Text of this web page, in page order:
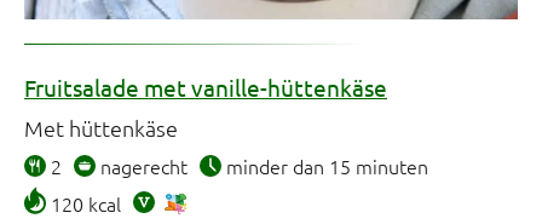
Fruitsalade met vanille-hüttenkäse
Met hüttenkäse
2 nagerecht
minder dan 15 minuten
120 kcal